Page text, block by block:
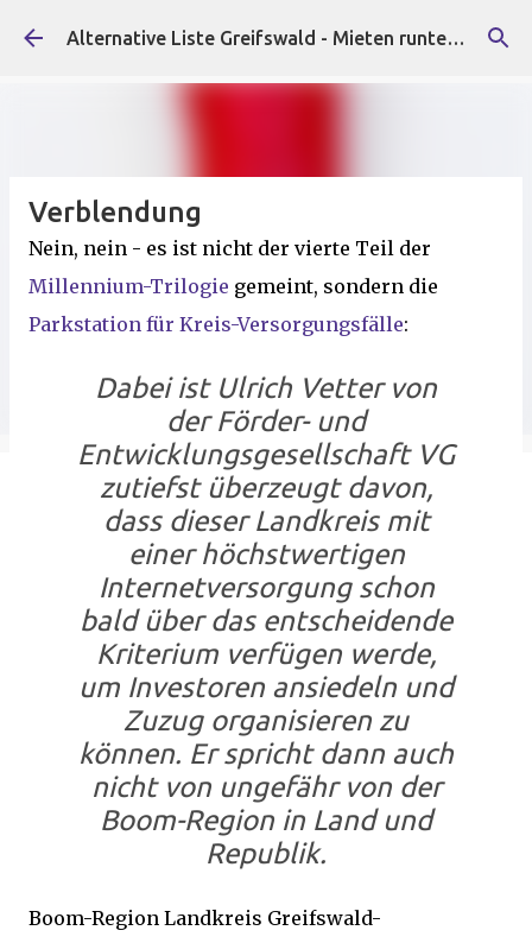
Direkt zum Hauptbereich Alternative Liste Greifswald - Mieten runter, Faschist*innen raus!
Verblendung
Nein, nein - es ist nicht der vierte Teil der
Millennium-Trilogie gemeint, sondern die
Parkstation für Kreis-Versorgungsfälle:
Dabei ist Ulrich Vetter von
der Förder- und
Entwicklungsgesellschaft VG
zutiefst überzeugt davon,
dass dieser Landkreis mit
einer höchstwertigen
Internetversorgung schon
bald über das entscheidende
Kriterium verfügen werde,
um Investoren ansiedeln und
Zuzug organisieren zu
können. Er spricht dann auch
nicht von ungefähr von der
Boom-Region in Land und
Republik.
Boom-Region Landkreis Greifswald-